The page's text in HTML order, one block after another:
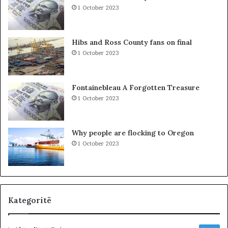
n
i
t
t
ë
K
s
o
v
ë
s
,
V
V
n
u
k
1 October 2023
Hibs and Ross County fans on final
1 October 2023
Fontainebleau A Forgotten Treasure
1 October 2023
Why people are flocking to Oregon
1 October 2023
Kategoritë